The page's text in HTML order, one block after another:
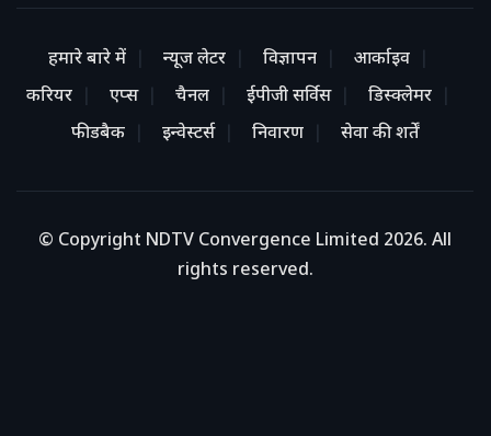
हमारे बारे में न्यूज लेटर विज्ञापन
आर्काइव
करियर
एप्स चैनल ईपीजी सर्विस
डिस्क्लेमर
फीडबैक
इन्वेस्टर्स निवारण सेवा की शर्तें
© Copyright NDTV Convergence Limited 2026. All
rights reserved.